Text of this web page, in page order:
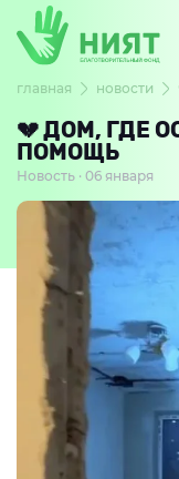
главная новости
💔 ДОМ, ГДЕ
ПОМОЩЬ
Новость · 06 января